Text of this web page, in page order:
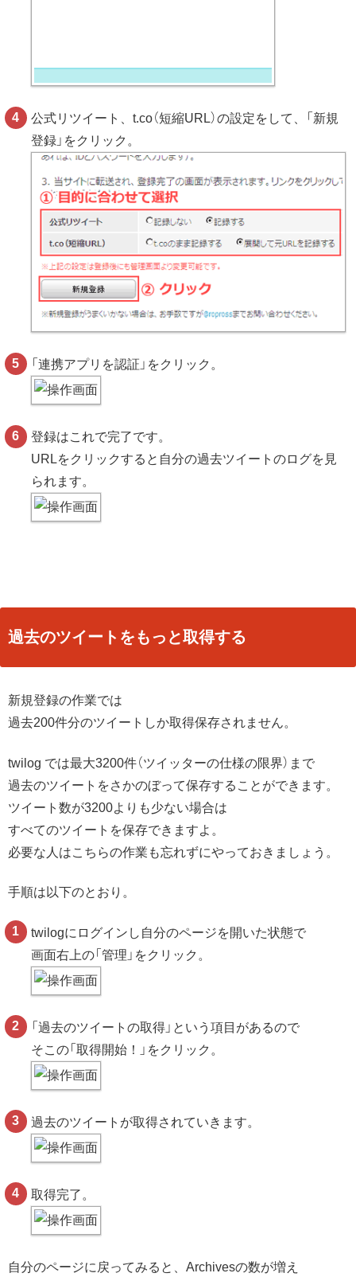
公式リツイート、t.co（短縮URL）の設定をして、「新規
登録」をクリック。
「連携アプリを認証」をクリック。
登録はこれで完了です。
URLをクリックすると自分の過去ツイートのログを見
られます。
過去のツイートをもっと取得する
新規登録の作業では
過去200件分のツイートしか取得保存されません。
twilog では最大3200件（ツイッターの仕様の限界）まで
過去のツイートをさかのぼって保存することができます。
ツイート数が3200よりも少ない場合は
すべてのツイートを保存できますよ。
必要な人はこちらの作業も忘れずにやっておきましょう。
手順は以下のとおり。
twilogにログインし自分のページを開いた状態で
画面右上の「管理」をクリック。
「過去のツイートの取得」という項目があるので
そこの「取得開始！」をクリック。
過去のツイートが取得されていきます。
取得完了。
自分のページに戻ってみると、Archivesの数が増え